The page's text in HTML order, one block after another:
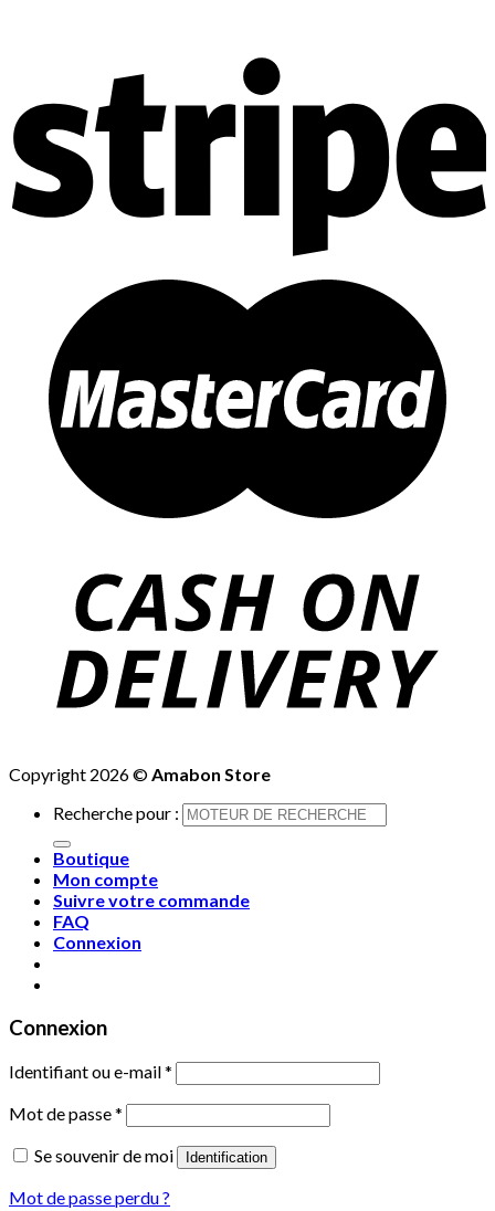
Copyright 2026 ©Amabon Store
Recherche pour :
Boutique
Mon compte
Suivre votre commande
FAQ
Connexion
Connexion
Identifiant ou e-mail*
Mot de passe*
Se souvenir de moi
Identification
Mot de passe perdu ?